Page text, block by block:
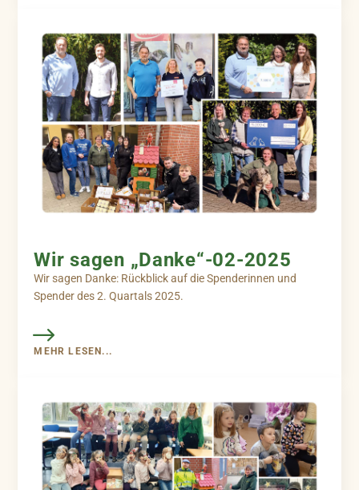
Wir sagen „Danke“-02-2025
Wir sagen Danke: Rückblick auf die Spenderinnen und
Spender des 2. Quartals 2025.
MEHR LESEN...